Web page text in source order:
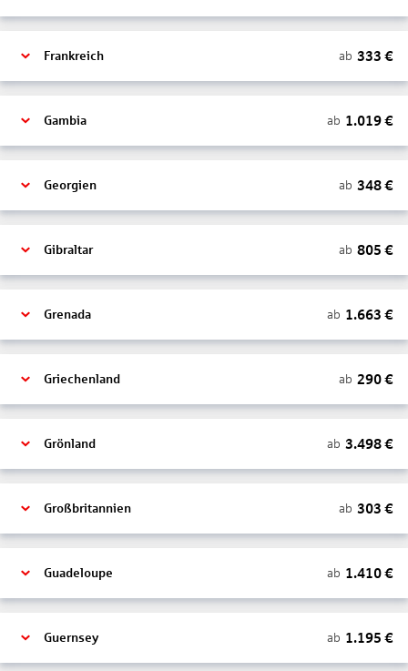
Frankreich ab 333 €
Gambia ab 1.019€
Georgien ab 348€
Gibraltar ab 805 €
Grenada ab 1.663 €
Griechenland ab 290€
Grönland ab 3.498€
Großbritannien ab 303 €
Guadeloupe ab 1.410€
Guernsey ab 1.195 €